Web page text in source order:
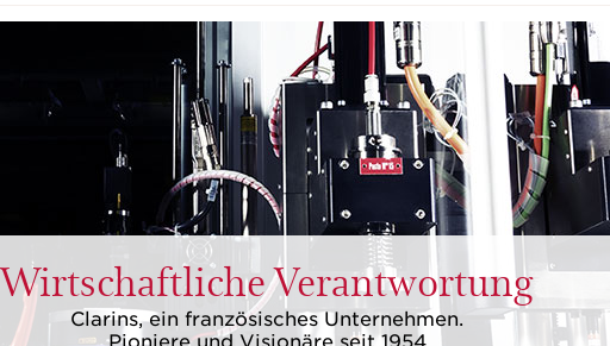
WirtschaftlicheVerantwortung
Clarins, ein französisches Unternehmen.